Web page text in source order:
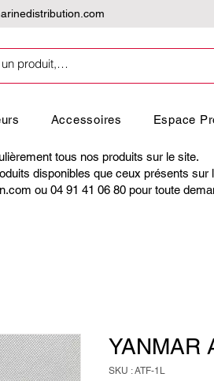
Accessoires Espace
tous nos produits sur le site.
disponibles que ceux présents sur
ou 04 91 41 06 80 pour toute
YANMAR
SKU : ATF-1L